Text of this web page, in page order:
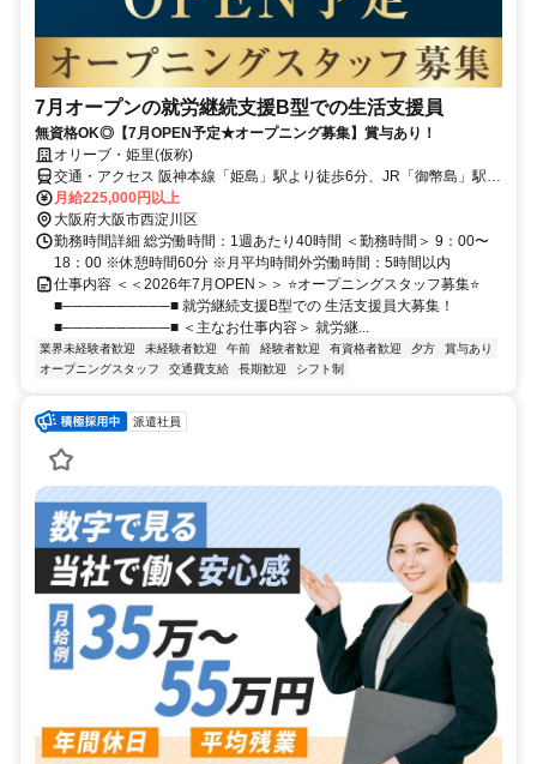
7月オープンの就労継続支援B型での生活支援員
無資格OK◎【7月OPEN予定★オープニング募集】賞与あり！
オリーブ・姫里(仮称)
交通・アクセス 阪神本線「姫島」駅より徒歩6分、JR「御幣島」駅よ
り徒歩15分、JR「塚本」駅より徒歩16分
月給225,000円以上
大阪府大阪市西淀川区
勤務時間詳細 総労働時間：1週あたり40時間 ＜勤務時間＞ 9：00〜
18：00 ※休憩時間60分 ※月平均時間外労働時間：5時間以内
仕事内容 ＜＜2026年7月OPEN＞＞ ⭐オープニングスタッフ募集⭐
■──────────■ 就労継続支援B型での 生活支援員大募集！
■──────────■ ＜主なお仕事内容＞ 就労継...
業界未経験者歓迎 未経験者歓迎 午前 経験者歓迎 有資格者歓迎 夕方
賞与あり
オープニングスタッフ
交通費支給 長期歓迎 シフト制
派遣社員